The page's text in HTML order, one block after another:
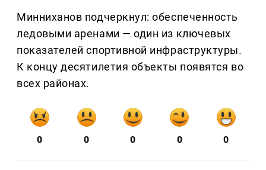
Минниханов подчеркнул: обеспеченность
ледовыми аренами — один из ключевых
показателей спортивной инфраструктуры.
К концу десятилетия объекты появятся во
всех районах.
0 0 0 0 0